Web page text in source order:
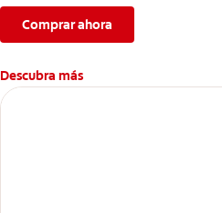
Comprar ahora
Descubra más